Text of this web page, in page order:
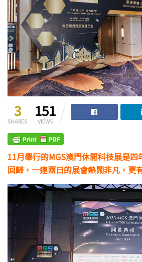
3
SHARES
151
VIEWS
11月舉行的MGS澳門休閒科技展是
回歸，一連兩日的展會熱鬧非凡，更